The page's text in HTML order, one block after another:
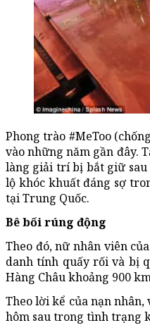
Phong trào #MeToo
vào những năm gần đây.
làng giải trí bị bắt giữ sau
lộ khóc khuất đáng sợ
tại Trung Quốc.
Bê bối rúng động
Theo đó, nữ nhân viên
danh tính quấy rối và bị
Hàng Châu khoảng 900
Theo lời kể của nạn
hôm sau trong tình trạng